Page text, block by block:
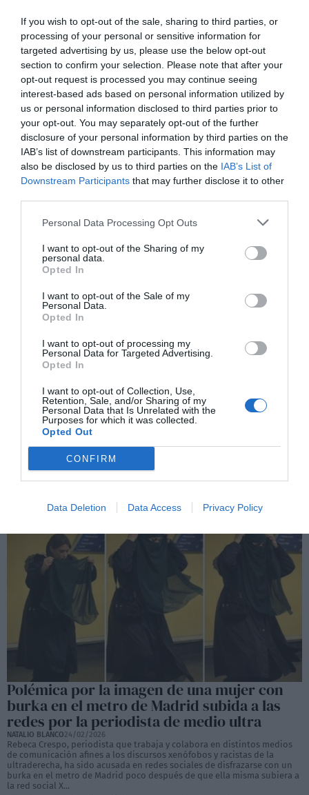
If you wish to opt-out of the sale, sharing to third parties, or
processing of your personal or sensitive information for
targeted advertising by us, please use the below opt-out
section to confirm your selection. Please note that after your
opt-out request is processed you may continue seeing
interest-based ads based on personal information utilized by
us or personal information disclosed to third parties prior to
your opt-out. You may separately opt-out of the further
disclosure of your personal information by third parties on the
IAB’s list of downstream participants. This information may
also be disclosed by us to third parties on the IAB’s List of
Downstream Participants that may further disclose it to other
Personal Data Processing Opt Outs
I want to opt-out of the Sharing of my
personal data.
Opted In
I want to opt-out of the Sale of my
Personal Data.
Opted In
I want to opt-out of processing my
Personal Data for Targeted Advertising.
Opted In
I want to opt-out of Collection, Use,
Retention, Sale, and/or Sharing of my
Personal Data that Is Unrelated with the
Purposes for which it was collected.
Opted Out
CONFIRM
Data Deletion Data Access Privacy Policy
centro del debate jurídico en España. El reciente procesamiento de Vito
Quiles por parte de una jueza de Sevilla marca un hito significativo en
la interpretación de...
Trump y MAGA, se les rompió el amor de
tanto usarlo
JOSÉ ANTONIO GÓMEZ20/03/2026
La decisión de Donald Trump de iniciar una guerra en
Oriente Medio no solo reabre un frente geopolítico de
alto riesgo, sino que está provocando una grieta
inesperada en el corazón ideológico del movimiento
ultraconservador estadounidense. Lo que durante
años pareció una lealtad inquebrantable dentro de la
secta MAGA comienza...
La derecha europea endurece la política
migratoria tras pactar con la ultraderecha
EVA MALDONADO
hacia el endurecimiento. La comisión de Libertades
Civiles del Parlamento Europeo aprobó su posición
para negociar la reforma de la directiva de retornos
con un acuerdo impulsado por el Partido Popular
El texto,...
Polémica por la imagen de una mujer con
burka en el metro de Madrid subida a las
redes por la periodista de medio ultra
NATALIO BLANCO24/02/2026
Rebeca Crespo, periodista que trabaja y colabora en distintos medios
de comunicación afines a los discursos xenófobos y racistas de la
ultraderecha, ha sido acusada en redes sociales de disfrazarse con un
burka en el metro de Madrid poco después de que ella misma subiera a
la red social X...